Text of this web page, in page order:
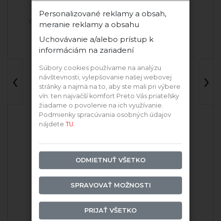
Chateau Grand Bari
Skvelý darček
2019 Cuvée biele
Skladom
Chateau Rúbaň
Cuvée biele
Skladom
‹ ›
Personalizované reklamy a obsah,
meranie reklamy a obsahu
Uchovávanie a/alebo prístup k
informáciám na zariadení
Súbory cookies používame na analýzu
návštevnosti, vylepšovanie našej webovej
stránky a najmä na to, aby ste mali pri výbere
vín. ten najväčší komfort Preto Vás priateľsky
žiadame o povolenie na ich využívanie.
Podmienky spracúvania osobných údajov
nájdeteTU.
ODMIETNUŤ VŠETKO
SPRAVOVAŤ MOŽNOSTI
PRIJAŤ VŠETKO